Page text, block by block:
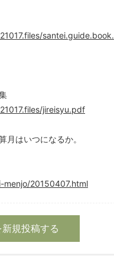
santei.guide.book.
jireisyu.pdf
月はいつになるか。
20150407.html
規投稿する